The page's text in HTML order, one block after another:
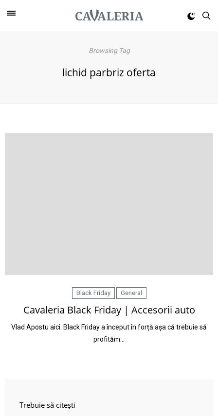
Browsing Tag
lichid parbriz oferta
Black Friday General
Cavaleria Black Friday | Accesorii auto
Vlad Apostu aici. Black Friday a început în forță așa că trebuie să
profităm…
Trebuie să citești